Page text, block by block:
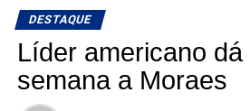
DESTAQUE
Líder americano
semana a Moraes